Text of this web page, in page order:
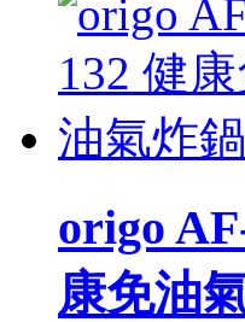
origo
康免油